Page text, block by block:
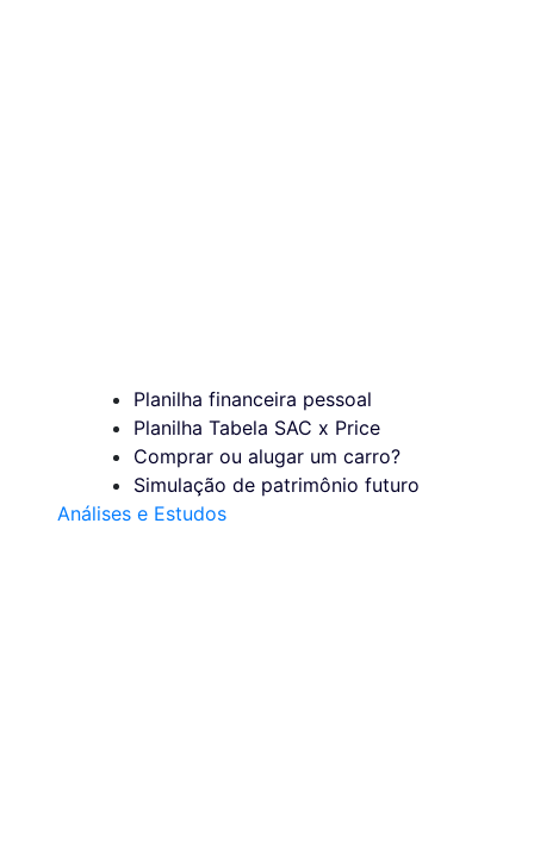
Planilha financeira pessoal
Planilha Tabela SAC x Price
Comprar ou alugar um carro?
Simulação de patrimônio futuro
Análises e Estudos